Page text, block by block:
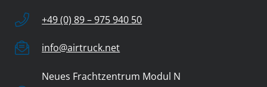
+49 (0) 89 – 975 940 50
info@airtruck.net
Neues Frachtzentrum Modul N